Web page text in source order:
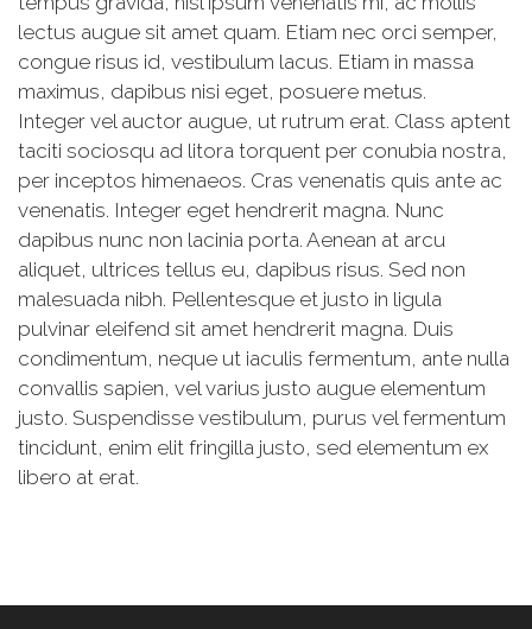
lectus augue sit amet quam. Etiam nec orci semper,
congue risus id, vestibulum lacus. Etiam in massa
maximus, dapibus nisi eget, posuere metus.
Integer vel auctor augue, ut rutrum erat. Class aptent
taciti sociosqu ad litora torquent per conubia nostra,
per inceptos himenaeos. Cras venenatis quis ante ac
venenatis. Integer eget hendrerit magna. Nunc
dapibus nunc non lacinia porta. Aenean at arcu
aliquet, ultrices tellus eu, dapibus risus. Sed non
malesuada nibh. Pellentesque et justo in ligula
pulvinar eleifend sit amet hendrerit magna. Duis
condimentum, neque ut iaculis fermentum, ante nulla
convallis sapien, vel varius justo augue elementum
justo. Suspendisse vestibulum, purus vel fermentum
tincidunt, enim elit fringilla justo, sed elementum ex
libero at erat.